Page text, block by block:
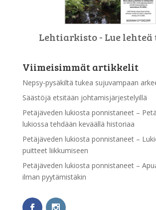
Lehtiarkisto - Lue
Viimeisimmät artikkelit
Nepsy-pysäkiltä tukea sujuvampaan
Säästöjä etsitään johtamisjärjestelyillä
Petäjäveden lukiosta ponnistaneet –
lukiossa tehdään keväällä historiaa
Petäjäveden lukiosta ponnistaneet –
puitteet liikkumiseen
Petäjäveden lukiosta ponnistaneet –
ilman pyytämistäkin